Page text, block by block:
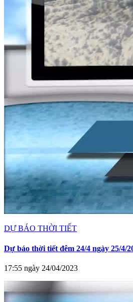
DỰ BÁO THỜI TIẾT
Dự báo thời tiết đêm 24/4 ngày 25/4/
17:55 ngày 24/04/2023